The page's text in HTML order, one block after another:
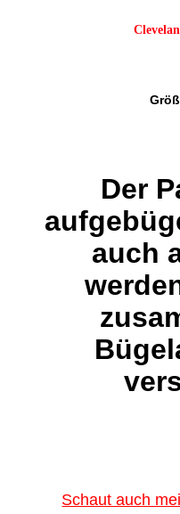
Der
auch
Schaut auch